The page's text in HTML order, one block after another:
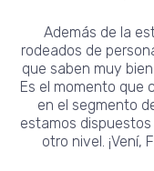
Además de la
rodeados de
que saben muy
Es el momento que
en el segmento
estamos
otro nivel. ¡Vení,